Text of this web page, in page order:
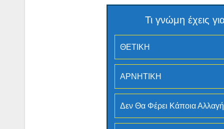
Τι γνώμη έχεις
ΘΕΤΙΚΗ
ΑΡΝΗΤΙΚΗ
Δεν Θα Φέρει Κάποια Αλλαγή